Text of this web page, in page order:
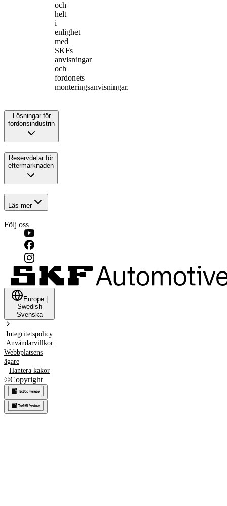
och
helt
i
enlighet
med
SKFs
anvisningar
och
fordonets
monteringsanvisningar.
Lösningar för
fordonsindustrin
Reservdelar för
eftermarknaden
Läs mer
Följ oss
Europe
Swedish
Svenska
Integritetspolicy
Användarvillkor
Webbplatsens
ägare
Hantera kakor
©Copyright